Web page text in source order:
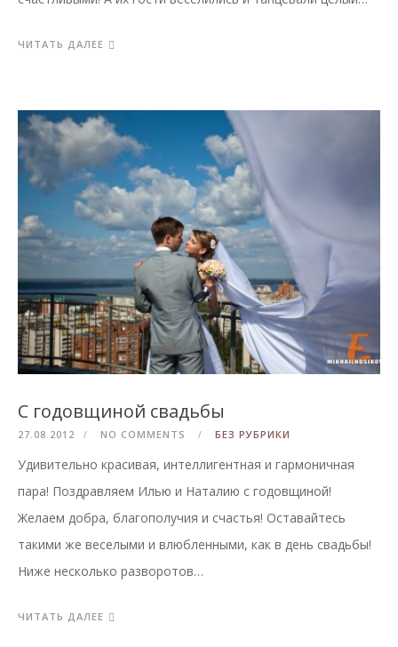
ЧИТАТЬ ДАЛЕЕ
С годовщиной свадьбы
27.08.2012 NO COMMENTS БЕЗ РУБРИКИ
Удивительно красивая, интеллигентная и гармоничная
пара! Поздравляем Илью и Наталию с годовщиной!
Желаем добра, благополучия и счастья! Оставайтесь
такими же веселыми и влюбленными, как в день свадьбы!
Ниже несколько разворотов…
ЧИТАТЬ ДАЛЕЕ